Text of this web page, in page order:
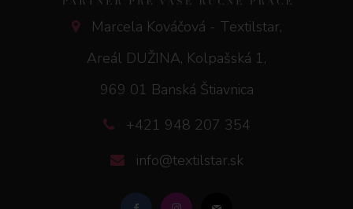
Marcela Kováčová - Textilstar,
Areál DUŽINA, Kolpašská 1,
969 01 Banská Štiavnica
+421 948 207 354
info@textilstar.sk